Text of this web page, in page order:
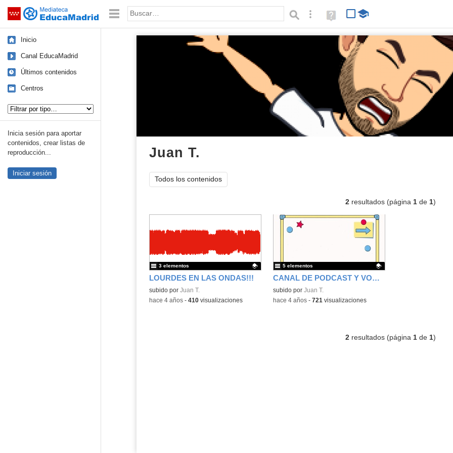
Saltar navegación Palabra o frase: Búsqueda avanzada
Ayuda
(en
nueva)
Inicio
Canal EducaMadrid
Últimos contenidos
Centros
Inicia sesión para aportar
contenidos, crear listas de
reproducción...
Iniciar sesión
Juan T.
Todos los contenidos
2resultados (página 1de 1)
LOURDES EN LAS ONDAS!!!
Contenido educativo.
subido por Juan T.
3 elementos
-hace 4 años- 410visualizaciones
CANAL DE PODCAST Y VODCAST - JUANT
Contenido educativo.
subido por Juan T.
5 elementos
-hace 4 años- 721 visualizaciones
2resultados (página 1de 1)